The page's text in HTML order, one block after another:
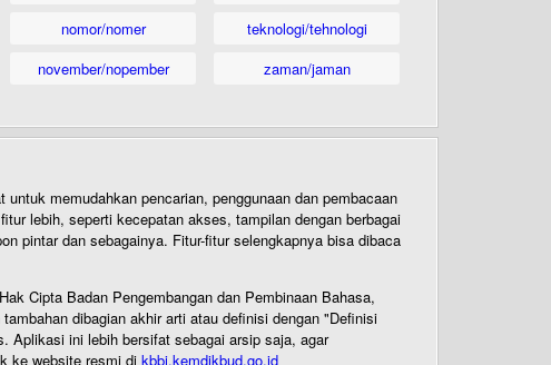
nomor/nomer
november/nopember
teknologi/tehnologi
zaman/jaman
untuk memudahkan pencarian, penggunaan dan pembacaan
lebih, seperti kecepatan akses, tampilan dengan berbagai
pintar dan sebagainya. Fitur-fitur selengkapnya bisa dibaca
Cipta Badan Pengembangan dan Pembinaan Bahasa,
dibagian akhir arti atau definisi dengan "Definisi
Aplikasi ini lebih bersifat sebagai arsip saja, agar
ke website resmi di kbbi.kemdikbud.go.id